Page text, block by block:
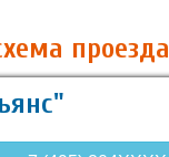
проезда